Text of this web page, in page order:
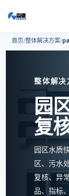
首页 整体解决方案
整体解决
园
复
园区水质
区、污水
复核、异
品、指标